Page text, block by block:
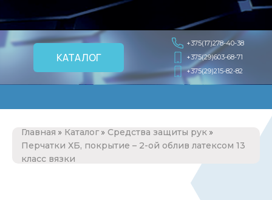
КАТАЛОГ
+375(17)278-40-38
+375(29)603-68-71
+375(29)215-82-82
Главная » Каталог » Средства защиты рук »
Перчатки ХБ, покрытие – 2-ой облив латексом 13
класс вязки